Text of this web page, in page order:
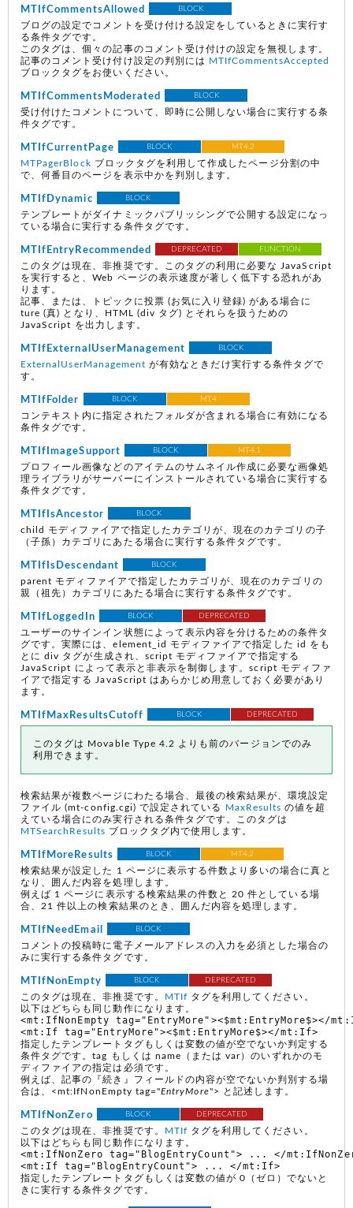
MTIfCommentsAllowed BLOCK
ブログの設定でコメントを受け付ける設定をしているときに実行す
る条件タグです。
このタグは、個々の記事のコメント受け付けの設定を無視します。
記事のコメント受け付け設定の判別には
MTIfCommentsAccepted
ブロックタグをお使いください。
MTIfCommentsModerated BLOCK
受け付けたコメントについて、即時に公開しない場合に実行する条
件タグです。
MTIfCurrentPage BLOCK MT4.2
MTPagerBlock ブロックタグを利用して作成したページ分割の中
で、何番目のページを表示中かを判別します。
MTIfDynamic BLOCK
テンプレートがダイナミックパブリッシングで公開する設定になっ
ている場合に実行する条件タグです。
MTIfEntryRecommended DEPRECATED FUNCTION
このタグは現在、非推奨です。このタグの利用に必要な JavaScript
を実行すると、Web ページの表示速度が著しく低下する恐れがあ
ります。
記事、または、トピックに投票 (お気に入り登録) がある場合に
ture(真) となり、HTML (div タグ) とそれらを扱うための
JavaScript を出力します。
MTIfExternalUserManagement BLOCK
ExternalUserManagement が有効なときだけ実行する条件タグで
す。
MTIfFolder BLOCK MT4
コンテキスト内に指定されたフォルダが含まれる場合に有効になる
条件タグです。
MTIfImageSupport BLOCK MT4.1
プロフィール画像などのアイテムのサムネイル作成に必要な画像処
理ライブラリがサーバーにインストールされている場合に実行する
条件タグです。
MTIfIsAncestor BLOCK
child モディファイアで指定したカテゴリが、現在のカテゴリの子
（子孫）カテゴリにあたる場合に実行する条件タグです。
MTIfIsDescendant BLOCK
parent モディファイアで指定したカテゴリが、現在のカテゴリの
親（祖先）カテゴリにあたる場合に実行する条件タグです。
MTIfLoggedIn BLOCK DEPRECATED
ユーザーのサインイン状態によって表示内容を分けるための条件タ
グです。実際には、element_id モディファイアで指定した id をも
とに div タグが生成され、script モディファイアで指定する
JavaScript によって表示と非表示を制御します。script モディファ
イアで指定する JavaScript はあらかじめ用意しておく必要があり
ます。
MTIfMaxResultsCutoff BLOCK DEPRECATED
このタグは Movable Type 4.2 よりも前のバージョンでのみ
利用できます。
検索結果が複数ページにわたる場合、最後の検索結果が、環境設定
ファイル(mt-config.cgi) で設定されている MaxResults の値を超
えている場合にのみ実行される条件タグです。このタグは
MTSearchResults ブロックタグ内で使用します。
MTIfMoreResults BLOCK MT4.2
検索結果が設定した 1 ページに表示する件数より多いの場合に真と
なり、囲んだ内容を処理します。
例えば 1 ページに表示する検索結果の件数と 20 件としている場
合、21 件以上の検索結果のとき、囲んだ内容を処理します。
MTIfNeedEmail BLOCK
コメントの投稿時に電子メールアドレスの入力を必須とした場合の
みに実行する条件タグです。
MTIfNonEmpty BLOCK DEPRECATED
このタグは現在、非推奨です。 MTIf タグを利用してください。
以下はどちらも同じ動作になります。
<mt:IfNonEmpty tag="EntryMore"><$mt:EntryMore$></
指定したテンプレートタグもしくは変数の値が空でないか判定する
条件タグです。tag もしくは name（または var）のいずれかのモ
ディファイアの指定は必須です。
例えば、記事の『続き』フィールドの内容が空でないか判別する場
合は、<mt:IfNonEmpty tag="EntryMore"> と記述します。
MTIfNonZero BLOCK DEPRECATED
このタグは現在、非推奨です。 MTIf タグを利用してください。
以下はどちらも同じ動作になります。
<mt:IfNonZero tag="BlogEntryCount"> ... </
指定したテンプレートタグもしくは変数の値が 0（ゼロ）でないと
きに実行する条件タグです。